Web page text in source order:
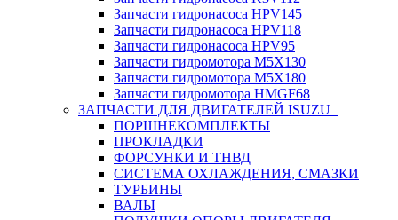
Запчасти гидронасоса HPV145
Запчасти гидронасоса HPV118
Запчасти гидронасоса HPV95
Запчасти гидромотора M5X130
Запчасти гидромотора M5X180
Запчасти гидромотора HMGF68
ЗАПЧАСТИ ДЛЯ ДВИГАТЕЛЕЙ ISUZU
ПОРШНЕКОМПЛЕКТЫ
ПРОКЛАДКИ
ФОРСУНКИ И ТНВД
СИСТЕМА ОХЛАЖДЕНИЯ, СМАЗКИ
ТУРБИНЫ
ВАЛЫ